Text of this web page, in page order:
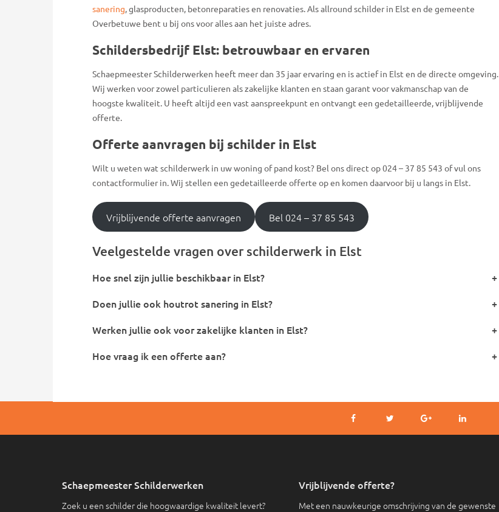
sanering, glasproducten, betonreparaties en renovaties. Als allround schilder in Elst en de gemeente
Overbetuwe bent u bij ons voor alles aan het juiste adres.
Schildersbedrijf Elst: betrouwbaar en ervaren
Schaepmeester Schilderwerken heeft meer dan 35 jaar ervaring en is actief in Elst en de directe omgeving.
Wij werken voor zowel particulieren als zakelijke klanten en staan garant voor vakmanschap van de
hoogste kwaliteit. U heeft altijd een vast aanspreekpunt en ontvangt een gedetailleerde, vrijblijvende
offerte.
Offerte aanvragen bij schilder in Elst
Wilt u weten wat schilderwerk in uw woning of pand kost? Bel ons direct op 024 – 37 85 543 of vul ons
contactformulier in. Wij stellen een gedetailleerde offerte op en komen daarvoor bij u langs in Elst.
Vrijblijvende offerte aanvragen Bel 024 – 37 85 543
Veelgestelde vragen over schilderwerk in Elst
Hoe snel zijn jullie beschikbaar in Elst?
+
Doen jullie ook houtrot sanering in Elst?
+
Werken jullie ook voor zakelijke klanten in Elst?
+
Hoe vraag ik een offerte aan?
+
Schaepmeester Schilderwerken
Zoek u een schilder die hoogwaardige kwaliteit levert?
Vrijblijvende offerte?
Met een nauwkeurige omschrijving van de gewenste